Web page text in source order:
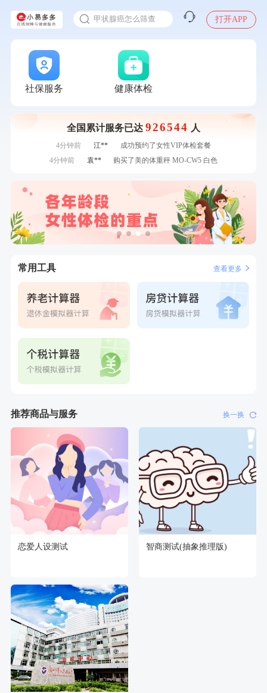
甲状腺癌怎么筛查
打开APP
社保服务 健康体检
全国累计服务已达 926544 人
7分钟前 谭**
购买了中粮可益康红豆薏米粉500g
刚刚
何**
购买了姚朵朵-1000g粗粮生活礼盒
刚刚
何**
购买了姚朵朵-1000g粗粮生活礼盒
成功预约了老年女性体检套餐
成功预约了老年女性体检套餐
1分钟前
成功预约了女性健康套餐二档
2分钟前
肖**
成功预约了坐班族体检套餐（男）
4分钟前
江**
成功预约了女性VIP体检套餐
4分钟前
袁**
购买了美的体重秤 MO-CW5 白色
成功预约了女性健康套餐二档
7分钟前
陈**
成功预约了精英体检套餐
7分钟前
谭**
购买了中粮可益康红豆薏米粉500g
购买了姚朵朵-1000g粗粮生活礼盒
常用工具 查看更多
推荐商品与服务 换一换
恋爱人设测试 智商测试(抽象推理版)